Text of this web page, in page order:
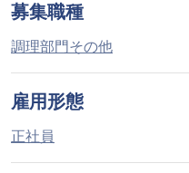
募集職種
調理部門その他
雇用形態
正社員